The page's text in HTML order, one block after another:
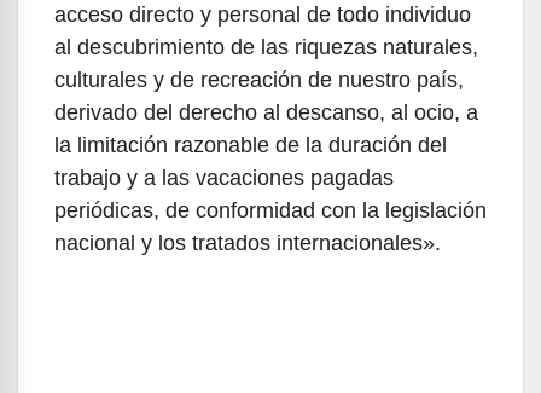
acceso directo y personal de todo individuo
al descubrimiento de las riquezas naturales,
culturales y de recreación de nuestro país,
derivado del derecho al descanso, al ocio, a
la limitación razonable de la duración del
trabajo y a las vacaciones pagadas
periódicas, de conformidad con la legislación
nacional y los tratados internacionales».